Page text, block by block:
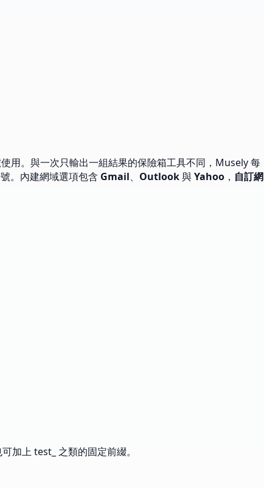
用。與一次只輸出一組結果的保險箱工具不同，Musely 每
。內建網域選項包含 Gmail、 Outlook與Yahoo ， 自訂網
加上 test_ 之類的固定前綴。